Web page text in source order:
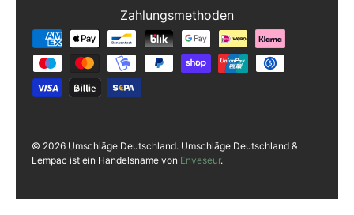
Zahlungsmethoden
Zahlungsmethoden
© 2026 Umschläge Deutschland. Umschläge Deutschland &
Lempac ist ein Handelsname von Enveseur.